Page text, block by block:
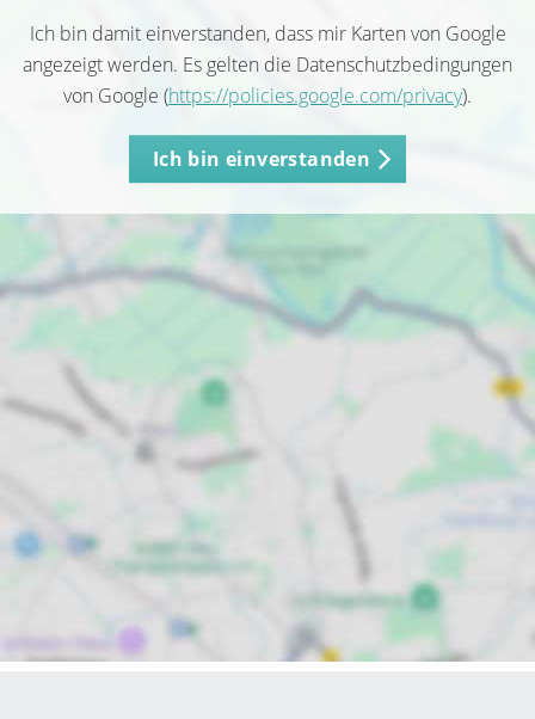
Ich bin damit einverstanden, dass mir Karten von Google
angezeigt werden. Es gelten die Datenschutzbedingungen
von Google (https://policies.google.com/privacy).
Ich bin einverstanden